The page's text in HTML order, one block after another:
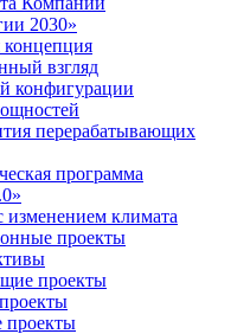
2030»
концепция
взгляд
конфигурации
перерабатывающих
программа
изменением климата
проекты
проекты
проекты